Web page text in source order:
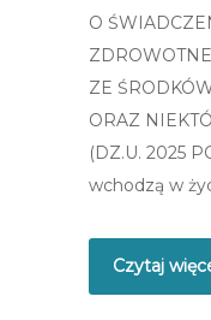
O
ZE
ORAZ
(DZ.U. 2025
wchodzą w
Czytaj